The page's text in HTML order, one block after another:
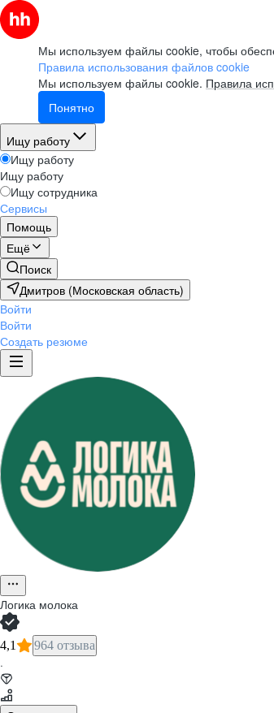
Мы используем файлы cookie, чтобы
Правила использования файлов cookie
Мы используем файлы cookie. Правила
Понятно
Ищу работу
Ищу работу
Ищу работу
Ищу сотрудника
Сервисы
Помощь
Ещё
Поиск
Дмитров (Московская область)
Войти
Войти
Создать резюме
Логика молока
4,1 964 отзыва
·